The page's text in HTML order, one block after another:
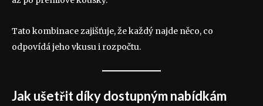
Tato kombinace zajišťuje, že každý najde něco, co
odpovídá jeho vkusu i rozpočtu.
Jak ušetřit díky dostupným nabídkám